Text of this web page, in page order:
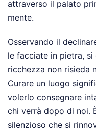
attraverso il palato
mente.
Osservando il
le facciate in pietra,
ricchezza non risieda
Curare un luogo
volerlo consegnare
chi verrà dopo di noi.
silenzioso che si